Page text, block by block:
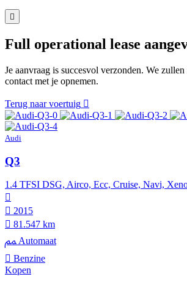
Full operational lease
Je aanvraag is succesvol verzonden. We
contact met je opnemen.
Terug naar voertuig
Audi
Q3
1.4 TFSI DSG, Airco, Ecc, Cruise, Navi,
2015
81.547 km
Automaat
Benzine
Kopen